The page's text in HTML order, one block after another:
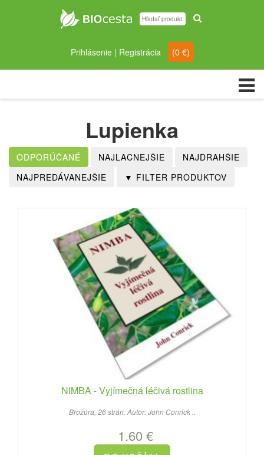
Prihlásenie| Registrácia (0 €)
Lupienka
NIMBA - Vyjímečná léčivá rostlina
Brožúra, 26 strán. Autor: John Conrick ..
1.60 €